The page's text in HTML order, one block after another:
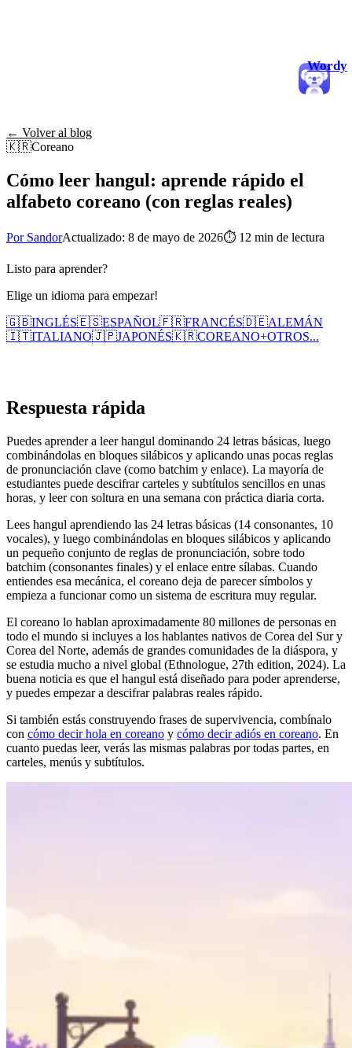
Wordy
← Volver al blog
🇰🇷Coreano
Cómo leer hangul: aprende rápido el
alfabeto coreano (con reglas reales)
Por SandorActualizado: 8 de mayo de 2026⏱ 12 min de lectura
Listo para aprender?
Elige un idioma para empezar!
🇬🇧INGLÉS🇪🇸ESPAÑOL🇫🇷FRANCÉS🇩🇪ALEMÁN
🇮🇹ITALIANO🇯🇵JAPONÉS🇰🇷COREANO+OTROS...
Respuesta rápida
Puedes aprender a leer hangul dominando 24 letras básicas, luego
combinándolas en bloques silábicos y aplicando unas pocas reglas
de pronunciación clave (como batchim y enlace). La mayoría de
estudiantes puede descifrar carteles y subtítulos sencillos en unas
horas, y leer con soltura en una semana con práctica diaria corta.
Lees hangul aprendiendo las 24 letras básicas (14 consonantes, 10
vocales), y luego combinándolas en bloques silábicos y aplicando
un pequeño conjunto de reglas de pronunciación, sobre todo
batchim (consonantes finales) y el enlace entre sílabas. Cuando
entiendes esa mecánica, el coreano deja de parecer símbolos y
empieza a funcionar como un sistema de escritura muy regular.
El coreano lo hablan aproximadamente 80 millones de personas en
todo el mundo si incluyes a los hablantes nativos de Corea del Sur y
Corea del Norte, además de grandes comunidades de la diáspora, y
se estudia mucho a nivel global (Ethnologue, 27th edition, 2024). La
buena noticia es que el hangul está diseñado para poder aprenderse,
y puedes empezar a descifrar palabras reales rápido.
Si también estás construyendo frases de supervivencia, combínalo
con cómo decir hola en coreano y cómo decir adiós en coreano. En
cuanto puedas leer, verás las mismas palabras por todas partes, en
carteles, menús y subtítulos.